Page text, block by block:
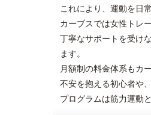
これにより、運動を日
カーブスでは女性トレ
丁寧なサポートを受け
ます。
月額制の料金体系もカ
不安を抱える初心者や
プログラムは筋力運動